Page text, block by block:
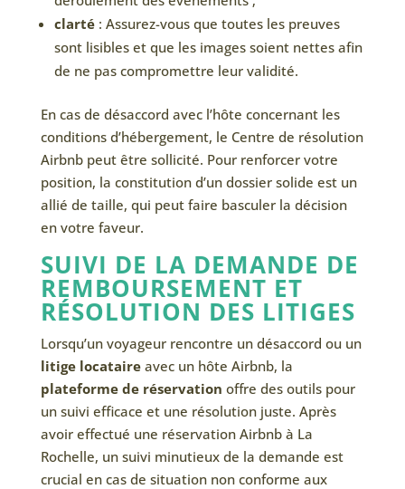
clarté: Assurez-vous que toutes les preuves
sont lisibles et que les images soient nettes afin
de ne pas compromettre leur validité.
En cas de désaccord avec l’hôte concernant les
conditions d’hébergement, le Centre de résolution
Airbnb peut être sollicité. Pour renforcer votre
position, la constitution d’un dossier solide est un
allié de taille, qui peut faire basculer la décision
en votre faveur.
SUIVI DE LA DEMANDE DE
REMBOURSEMENT ET
RÉSOLUTION DES LITIGES
Lorsqu’un voyageur rencontre un désaccord ou un
litige locataireavec un hôte Airbnb, la
plateforme de réservation offre des outils pour
un suivi efficace et une résolution juste. Après
avoir effectué une réservation Airbnb à La
Rochelle, un suivi minutieux de la demande est
crucial en cas de situation non conforme aux